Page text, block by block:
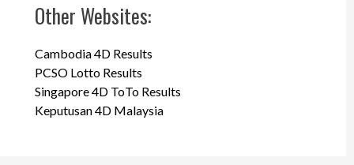
Other Websites:
Cambodia 4D Results
PCSO Lotto Results
Singapore 4D ToTo Results
Keputusan 4D Malaysia